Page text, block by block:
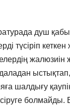
душ
түсіріп
шалдығу